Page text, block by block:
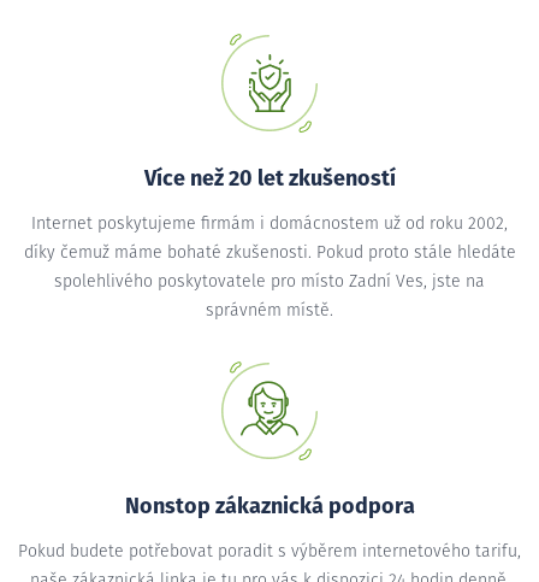
Více než 20 let zkušeností
Internet poskytujeme firmám i domácnostem už od roku 2002,
díky čemuž máme bohaté zkušenosti. Pokud proto stále hledáte
spolehlivého poskytovatele pro místo Zadní Ves, jste na
správném místě.
Nonstop zákaznická podpora
Pokud budete potřebovat poradit s výběrem internetového tarifu,